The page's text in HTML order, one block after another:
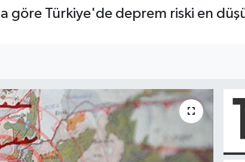
göre Türkiye'de deprem riski en